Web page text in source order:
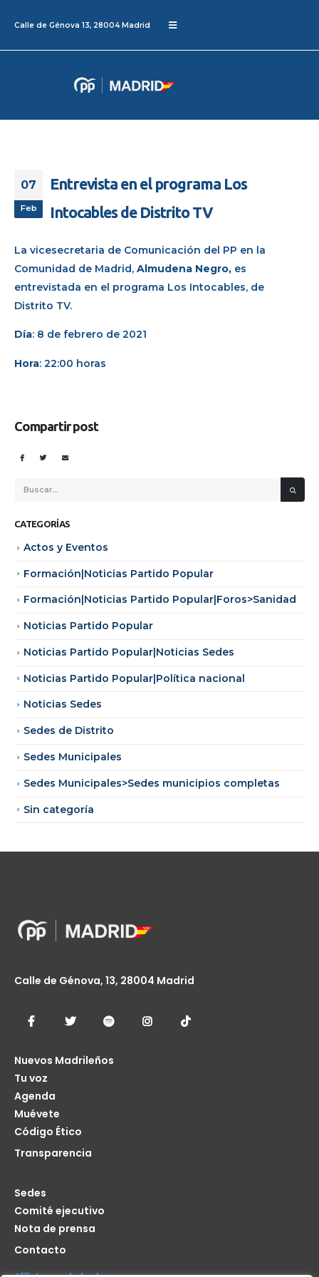
Calle de Génova 13, 28004 Madrid
07
Feb
Entrevista en el programa Los
Intocables de Distrito TV
La vicesecretaria de Comunicación del PP en la
Comunidad de Madrid, Almudena Negro, es
entrevistada en el programa Los Intocables, de
Distrito TV.
Día: 8 de febrero de 2021
Hora: 22:00 horas
Compartir post
CATEGORÍAS
Actos y Eventos
Formación|Noticias Partido Popular
Formación|Noticias Partido Popular|Foros>Sanidad
Noticias Partido Popular
Noticias Partido Popular|Noticias Sedes
Noticias Partido Popular|Política nacional
Noticias Sedes
Sedes de Distrito
Sedes Municipales
Sedes Municipales>Sedes municipios completas
Sin categoría
Calle de Génova, 13, 28004 Madrid
Nuevos Madrileños
Tu voz
Agenda
Muévete
Código Ético
Transparencia
Sedes
Comité ejecutivo
Nota de prensa
Contacto